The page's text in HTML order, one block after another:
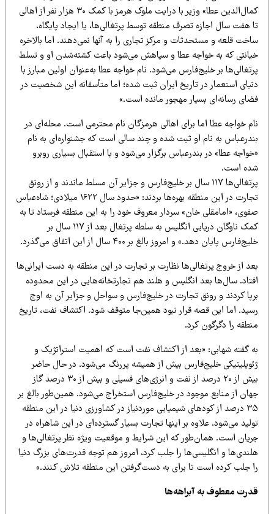
کمال‌الدین عطا» وزیر با درایت ملوک هرمز با کمک ۳۰ هزار نفر از اهالی
هفت سال اجازه تصرف منطقه توسط پرتغالی‌ها، یا ایجاد پایگاه،
قلعه و مستحدثات و مرکز تجاری را به آنها نمی‌دهند. اما بالاخره
که به خواجه عطا و سپاهش می‌شود باعث کشته‌شدن او و تسلط
بر خلیج‌فارس می‌شود. نام خواجه عطا به‌عنوان اولین مبارز با
استعمار در تاریخ ایران ثبت شده؛ اما متأسفانه این شخصیت در
رسانه‌ای بسیار مهجور مانده است.»
خواجه عطا اما برای اهالی هرمزگان نام محترمی است. محله‌ای در
به نام او ثبت شده و چند سالی است که جشنواره‌ای به نام
عطا» در بندرعباس برگزار می‌شود و با استقبال بسیاری روبرو
است.
پرتغالی‌ها ۱۱۷ سال بر خلیج‌فارس و جزایر آن مسلط ماندند و از رونق
تجارت در این منطقه بهره‌ها بردند: «حدود سال ۱۶۲۲ میلادی؛ شاه‌عباس
«امامقلی خان» سردار معروف خود را به این منطقه فرستاد تا به
کمک ناوگان دریایی انگلیس به سلطه پرتغال بعد از ۱۱۷ سال بر
پایان دهد.» و امروز بالغ بر ۴۰۰ سال از این اتفاق می‌گذرد.
از خروج پرتغالی‌ها نظارت بر تجارت در این منطقه به دست ایرانی‌ها
سال‌ها بعد انگلیس و هلند هم تجارتخانه‌هایی در این محدوده
کردند و رونق تجارت در خلیج‌فارس و سواحل و جزایر آن به اوج
اما این قصه قرار نبود همین‌جا متوقف شود. اکتشاف نفت، تاریخ
را دگرگون کرد.
گفته شهابی: «بعد از اکتشاف نفت است که اهمیت استراتژیک و
خلیج‌فارس بیش از همیشه پررنگ می‌شود. در حال حاضر
بیش از ۲۰ درصد از نفت و انرژی‌های فسیلی و بیش از ۳۰ درصد گاز
از منابع موجود در خلیج‌فارس استخراج می‌شود. همین‌طور بالغ بر
۳۵ درصد از کودهای شیمیایی موردنیاز در کشاورزی دنیا در این منطقه
می‌شود. علاوه بر اینها تجارت بسیار گسترده‌ای در این شاهراه در
است. همان‌طور که این شرایط و موقعیت ویژه نظر پرتغالی‌ها و
و انگلیسی‌ها را جلب کرد، امروز هم توجه قدرت‌های بزرگ دنیا
جلب کرده است تا برای به دست‌گرفتن این منطقه تلاش کنند.»
معطوف به آبراهه‌ها